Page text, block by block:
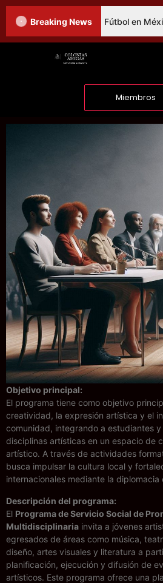
Breaking News
como Fibra Social: El Fútbol en
Miembros
Objetivo principal:
El programa tiene como objetivo
creatividad, la expresión artística y el
comunidad, integrando a estudiantes
disciplinas artísticas en un espacio de
artístico. A través de actividades
busca impulsar la cultura local y
internacionales mediante la diplomacia
Descripción del programa:
El Programa de Servicio Social de
Multidisciplinaria invita a jóvenes
egresados de áreas como música,
diseño, artes visuales y literatura a
planificación, ejecución y difusión de
artísticos. Este programa ofrece una